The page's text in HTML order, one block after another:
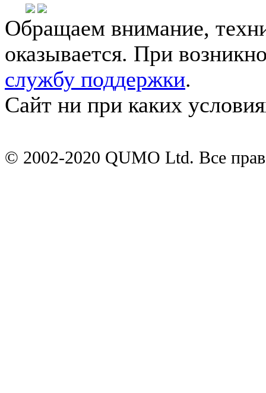
Обращаем внимание,
оказывается. При
службу поддержки.
Сайт ни при каких
© 2002-2020 QUMO Ltd. Все